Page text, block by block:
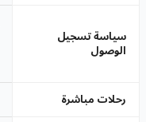
سياسة تسجيل
الوصول
رحلات مباشرة